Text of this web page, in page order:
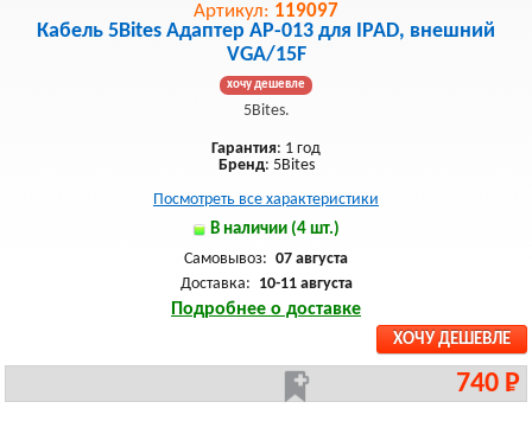
Артикул: 119097
Кабель 5Bites Адаптер AP-013 для IPAD, внешний
VGA/15F
хочу дешевле
5Bites.
Гарантия: 1 год
Бренд: 5Bites
Посмотреть все характеристики
В наличии (4 шт.)
Самовывоз: 07 августа
Доставка: 10-11 августа
Подробнее о доставке
ХОЧУ ДЕШЕВЛЕ
740 Р